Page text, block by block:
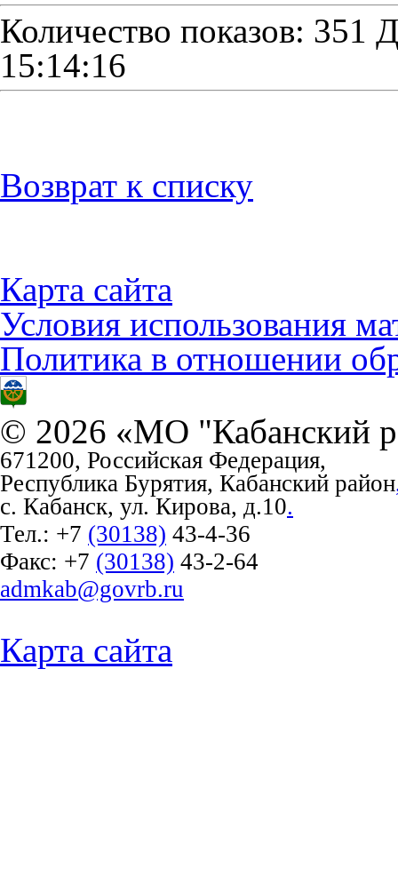
Количество показов: 351
15:14:16
Возврат к списку
Карта сайта
Условия использования
Политика в отношении
© 2026 «МО "Кабанский
671200, Российская Федерация,
Республика Бурятия, Кабанский район
с. Кабанск, ул. Кирова, д.10.
Тел.: +7 (30138) 43-4-36
Факс: +7 (30138) 43-2-64
admkab@govrb.ru
Карта сайта